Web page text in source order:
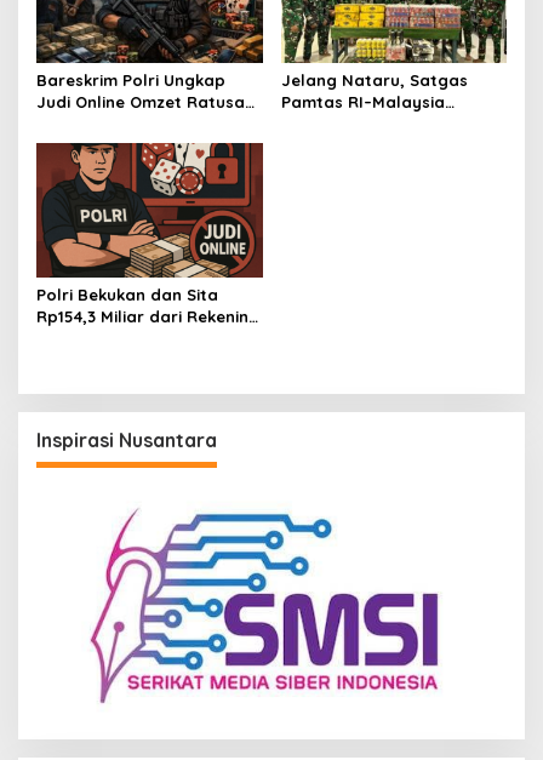
Bareskrim Polri Ungkap
Judi Online Omzet Ratusan
Diblokir
Jelang Nataru, Satgas
Pamtas RI–Malaysia
Polri Bekukan dan Sita
Rp154,3 Miliar dari Rekening
Inspirasi Nusantara